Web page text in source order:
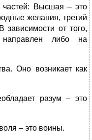
частей: Высшая – это
желания, третий
зависимости от того,
направлен либо на
Оно возникает как
разум – это
– это воины.